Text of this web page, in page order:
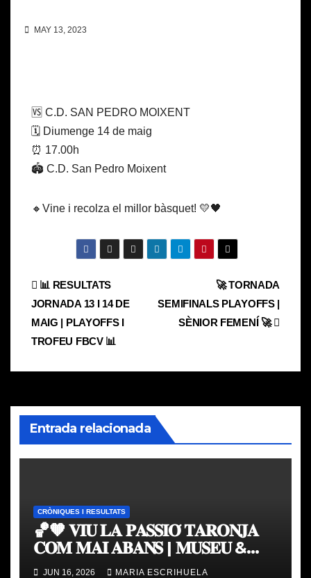
MAY 13, 2023
🆚 C.D. SAN PEDRO MOIXENT
🗓️ Diumenge 14 de maig
⏰ 17.00h
🏟️ C.D. San Pedro Moixent
🔸Vine i recolza el millor bàsquet! 💛🖤
Navegación
de
entradas
🚀 TORNADA
SEMIFINALS PLAYOFFS |
SÈNIOR FEMENÍ 🚀
📊 RESULTATS
JORNADA 13 I 14 DE
MAIG | PLAYOFFS I
TROFEU FBCV 📊
Entrada relacionada
CRÒNIQUES I RESULTATS
🏀🧡 𝐕𝐈𝐔 𝐋𝐀 𝐏𝐀𝐒𝐒𝐈𝐎́ 𝐓𝐀𝐑𝐎𝐍𝐉𝐀
𝐂𝐎𝐌 𝐌𝐀𝐈 𝐀𝐁𝐀𝐍𝐒 | 𝐌𝐔𝐒𝐄𝐔 &
𝐓𝐎𝐔𝐑 𝐕𝐀𝐋𝐄𝐍𝐂𝐈𝐀 𝐁𝐀𝐒𝐊𝐄𝐓
JUN 16, 2026 MARIA ESCRIHUELA